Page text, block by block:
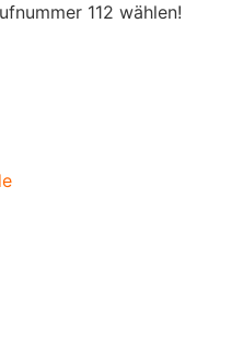
112 wählen!